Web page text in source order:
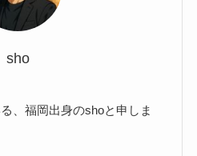
sho
、福岡出身のshoと申しま